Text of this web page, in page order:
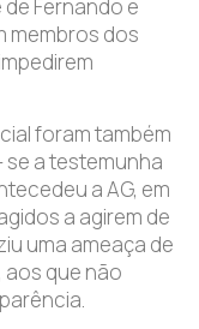
Fernando e
membros dos
foram também
a testemunha
a AG, em
a agirem de
uma ameaça de
aos que não